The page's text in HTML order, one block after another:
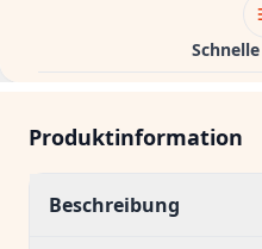
Produktinformation
Beschreibung